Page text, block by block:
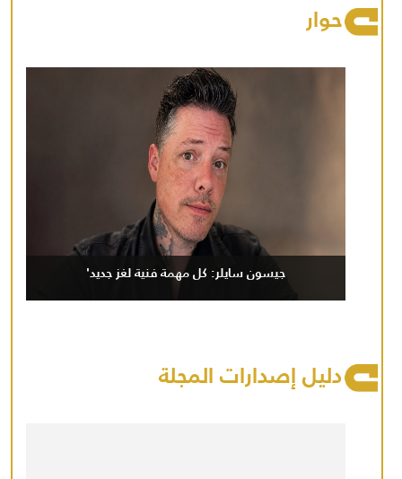
حوار
جيسون سايلر: كل مهمة فنية لغز جديد'
دليل إصدارات المجلة